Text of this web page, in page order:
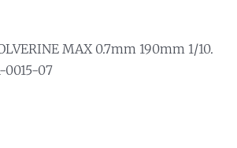
MAX 0.7mm 190mm 1/10.
0015-07